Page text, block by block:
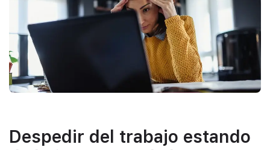
Despedir del trabajo estando